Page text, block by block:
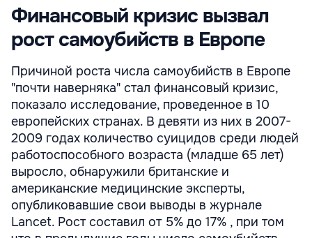
Финансовый кризис вызвал
рост самоубийств в Европе
Причиной роста числа самоубийств в Европе
"почти наверняка" стал финансовый кризис,
показало исследование, проведенное в 10
европейских странах. В девяти из них в 2007-
2009 годах количество суицидов среди людей
работоспособного возраста (младше 65 лет)
выросло, обнаружили британские и
американские медицинские эксперты,
опубликовавшие свои выводы в журнале
Lancet. Рост составил от 5% до 17% , при том